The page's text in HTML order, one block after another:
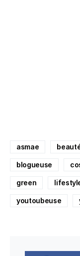
asmae
blogueuse
green
youtoubeuse